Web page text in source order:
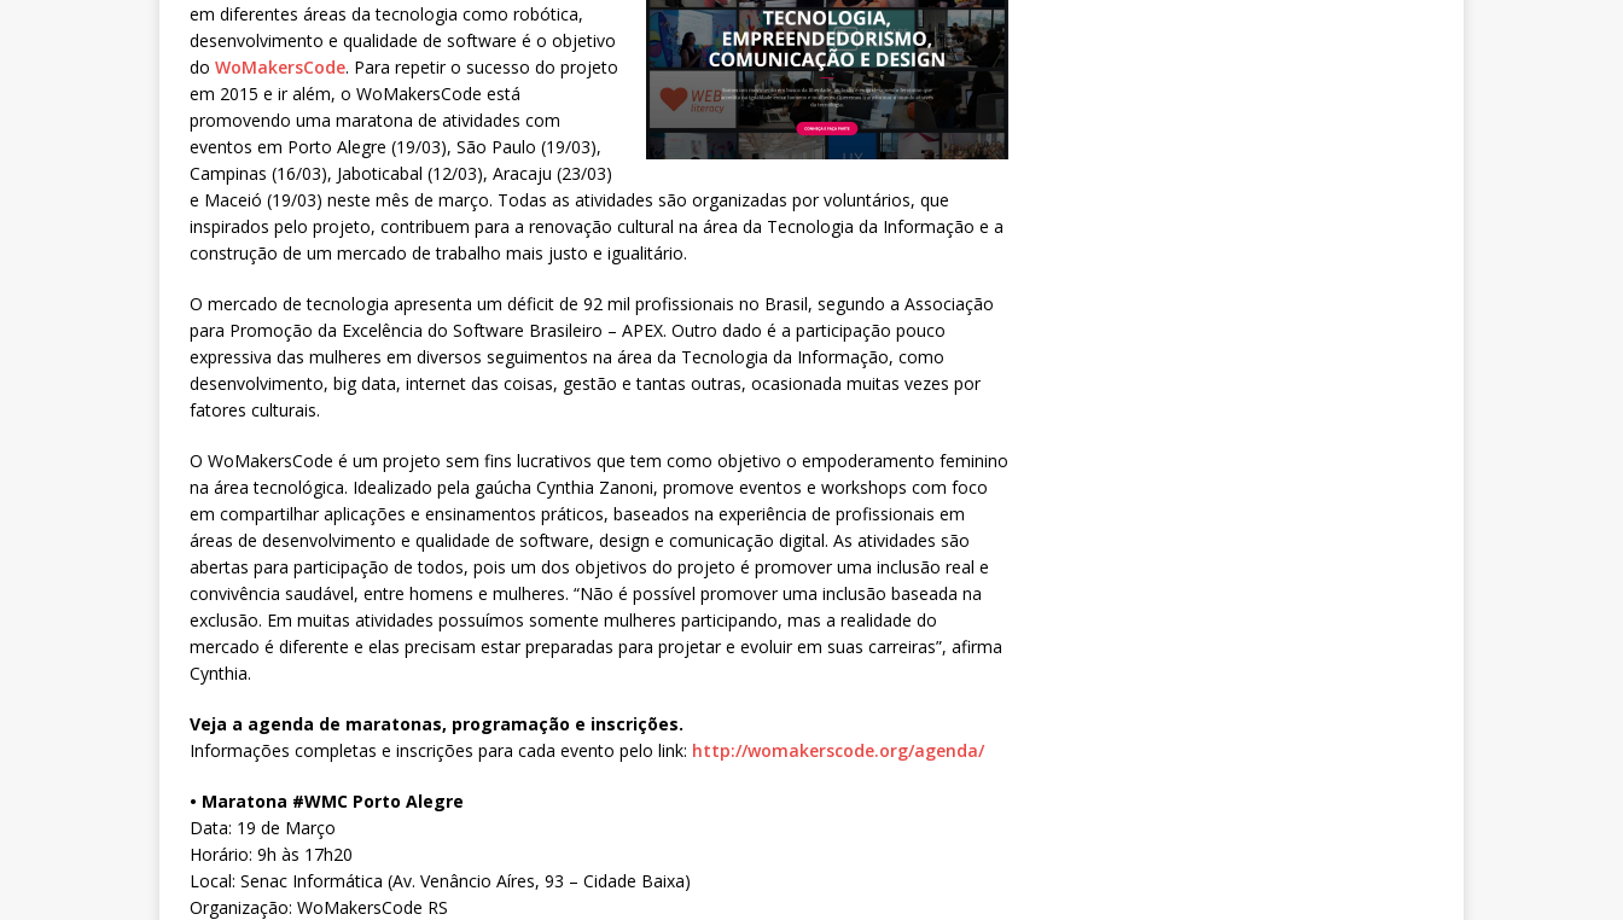
em diferentes áreas da tecnologia como robótica,
desenvolvimento e qualidade de software é o objetivo
do WoMakersCode. Para repetir o sucesso do projeto
em 2015 e ir além, o WoMakersCode está
promovendo uma maratona de atividades com
eventos em Porto Alegre (19/03), São Paulo (19/03),
Campinas (16/03), Jaboticabal (12/03), Aracaju (23/03)
e Maceió (19/03) neste mês de março. Todas as atividades são organizadas por voluntários, que
inspirados pelo projeto, contribuem para a renovação cultural na área da Tecnologia da Informação e a
construção de um mercado de trabalho mais justo e igualitário.
O mercado de tecnologia apresenta um déficit de 92 mil profissionais no Brasil, segundo a Associação
para Promoção da Excelência do Software Brasileiro – APEX. Outro dado é a participação pouco
expressiva das mulheres em diversos seguimentos na área da Tecnologia da Informação, como
desenvolvimento, big data, internet das coisas, gestão e tantas outras, ocasionada muitas vezes por
fatores culturais.
O WoMakersCode é um projeto sem fins lucrativos que tem como objetivo o empoderamento feminino
na área tecnológica. Idealizado pela gaúcha Cynthia Zanoni, promove eventos e workshops com foco
em compartilhar aplicações e ensinamentos práticos, baseados na experiência de profissionais em
áreas de desenvolvimento e qualidade de software, design e comunicação digital. As atividades são
abertas para participação de todos, pois um dos objetivos do projeto é promover uma inclusão real e
convivência saudável, entre homens e mulheres. “Não é possível promover uma inclusão baseada na
exclusão. Em muitas atividades possuímos somente mulheres participando, mas a realidade do
mercado é diferente e elas precisam estar preparadas para projetar e evoluir em suas carreiras”, afirma
Cynthia.
Veja a agenda de maratonas, programação e inscrições.
Informações completas e inscrições para cada evento pelo link: http://womakerscode.org/agenda/
• Maratona #WMC Porto Alegre
Data: 19 de Março
Horário: 9h às 17h20
Local: Senac Informática (Av. Venâncio Aíres, 93 – Cidade Baixa)
Organização: WoMakersCode RS